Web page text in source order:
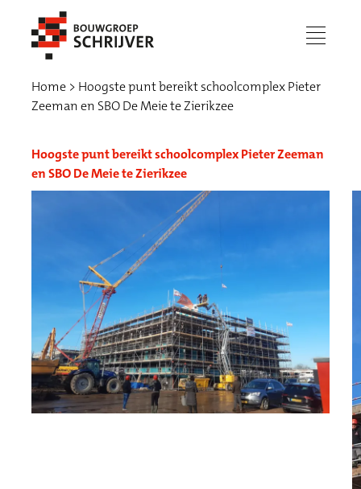
menu
Werken bij
Home
Hoogste punt bereikt schoolcomplex Pieter
Zeeman en SBO De Meie te Zierikzee
Hoogste punt bereikt schoolcomplex Pieter Zeeman
en SBO De Meie te Zierikzee